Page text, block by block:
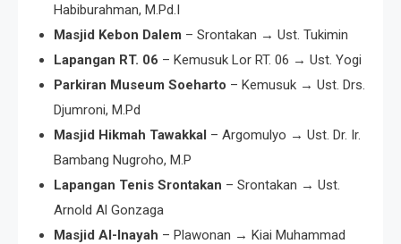
Habiburahman, M.Pd.I
Masjid Kebon Dalem – Srontakan → Ust. Tukimin
Lapangan RT. 06 – Kemusuk Lor RT. 06 → Ust. Yogi
Parkiran Museum Soeharto – Kemusuk → Ust. Drs.
Djumroni, M.Pd
Masjid Hikmah Tawakkal – Argomulyo → Ust. Dr. Ir.
Bambang Nugroho, M.P
Lapangan Tenis Srontakan – Srontakan → Ust.
Arnold Al Gonzaga
Masjid Al-Inayah – Plawonan → Kiai Muhammad